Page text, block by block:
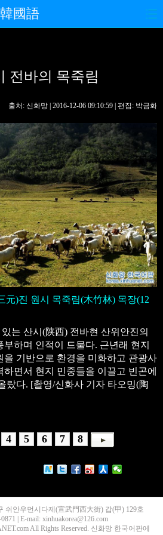
國語
사회
핫 TV 문화
관광 오피니언
전바의 목죽림
출처: 신화망 | 2016-12-06 09:10:59 | 편집: 박금화
元)진 원시 목죽림(木竹林) 목장(12
는 산시(陕西) 전바현 산위안진의
하며 인적이 드물다. 근년래 현지
을 기반으로 환경을 미화하고 관광사
면서 현지 민중들을 이끌고 빈곤에
랐다. [촬영/신화사 기자 타오밍(陶
4 5 6 7 8
쉬안우먼시다제(宣武門西大街) 갑(甲) 129호
| E-mail: xinhuakorea@126.com
All Rights Reserved. 신화망 한국어판에